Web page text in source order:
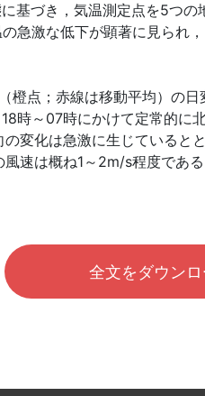
基づき，気温測定点を5つ
急激な低下が顕著に見られ
点；赤線は移動平均）の
時～07時にかけて定常的
変化は急激に生じている
速は概ね1～2m/s程度である
全文をダウンロ